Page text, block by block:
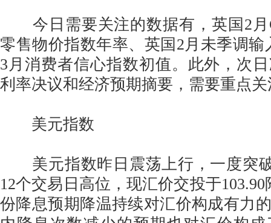
今日需要关注的数据有，英国2月
零售物价指数年率、英国2月未季调输
3月消费者信心指数初值。此外，次
利率决议和经济预期摘要，需要重点
美元指数
美元指数昨日震荡上行，一度突破
12个交易日高位，现汇价交投于
份降息预期降温持续对汇价构成有力